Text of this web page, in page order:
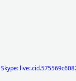
Skype: